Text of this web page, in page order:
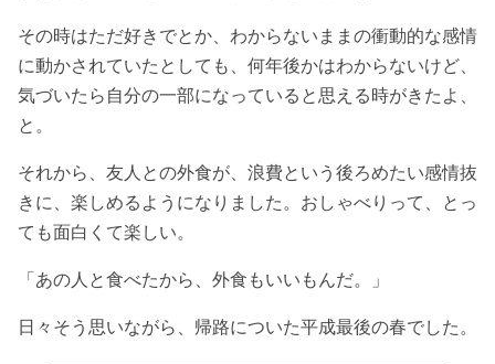
その時はただ好きでとか、わからないままの衝動的な感情
に動かされていたとしても、何年後かはわからないけど、
気づいたら自分の一部になっていると思える時がきたよ、
と。
それから、友人との外食が、浪費という後ろめたい感情抜
きに、楽しめるようになりました。おしゃべりって、とっ
ても面白くて楽しい。
「あの人と食べたから、外食もいいもんだ。」
日々そう思いながら、帰路についた平成最後の春でした。